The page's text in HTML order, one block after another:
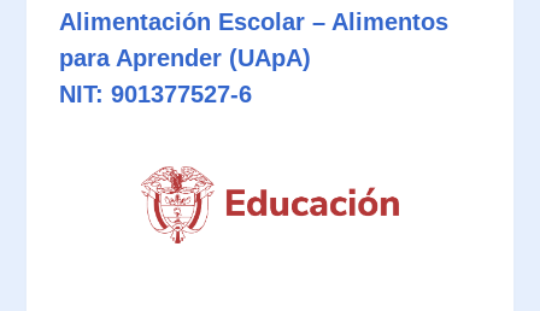
Alimentación Escolar – Alimentos
para Aprender (UApA)
NIT: 901377527-6